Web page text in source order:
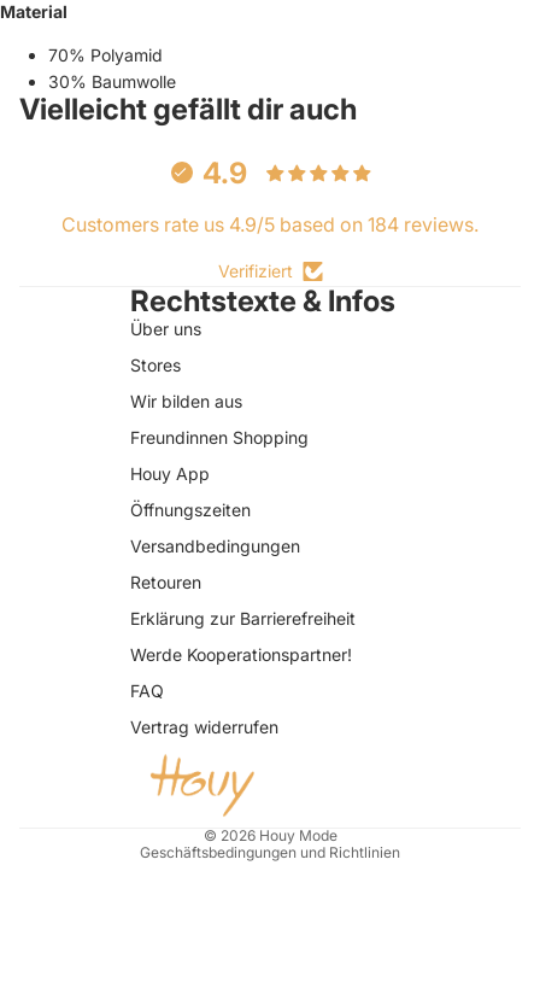
Material
70% Polyamid
30% Baumwolle
Vielleicht gefällt dir auch
4.9
Customers rate us 4.9/5 based on 184 reviews.
Verifiziert
Rechtstexte & Infos
Über uns
Stores
Wir bilden aus
Freundinnen Shopping
Houy App
Öffnungszeiten
Versandbedingungen
Retouren
Erklärung zur Barrierefreiheit
Werde Kooperationspartner!
FAQ
Vertrag widerrufen
© 2026 Houy Mode
Geschäftsbedingungen und Richtlinien
Kontaktinformationen